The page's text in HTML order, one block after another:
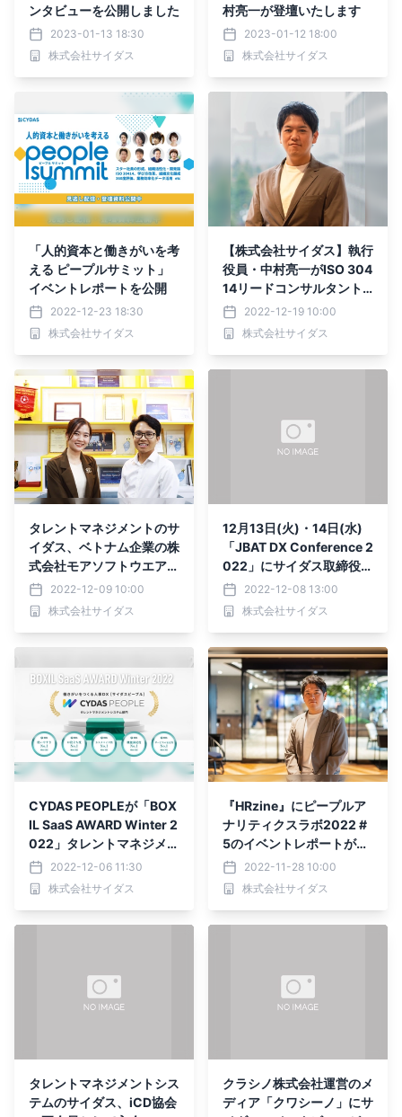
ンタビューを公開しました
2023-01-13 18:30
株式会社サイダス
村亮一が登壇いたします
2023-01-12 18:00
株式会社サイダス
「人的資本と働きがいを考
える ピープルサミット」
イベントレポートを公開
2022-12-23 18:30
株式会社サイダス
【株式会社サイダス】執行
役員・中村亮一がISO 304
14リードコンサルタント/
アセッサーの認定を取得し
ました
2022-12-19 10:00
株式会社サイダス
タレントマネジメントのサ
イダス、ベトナム企業の株
式会社モアソフトウエア
(MOR Software JSC)」
へシステム導入決定
2022-12-09 10:00
株式会社サイダス
12月13日(火)・14日(水)
「JBAT DX Conference 2
022」にサイダス取締役C
TO・吉田真吾が登壇
2022-12-08 13:00
株式会社サイダス
CYDAS PEOPLEが「BOX
IL SaaS AWARD Winter 2
022」タレントマネジメン
トシステム部門で「Good
Service」ほか5つのNo.1
に選出
2022-12-06 11:30
株式会社サイダス
『HRzine』にピープルア
ナリティクスラボ2022 #
5のイベントレポートが掲
載されました｜株式会社サ
イダス
2022-11-28 10:00
株式会社サイダス
タレントマネジメントシス
テムのサイダス、iCD協会
クラシノ株式会社運営のメ
ディア「クワシーノ」にサ